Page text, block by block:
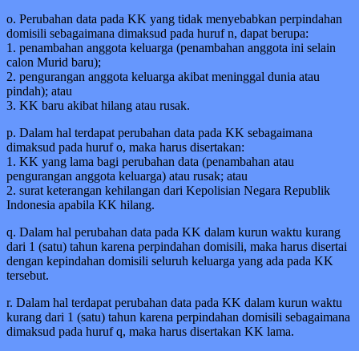
o. Perubahan data pada KK yang tidak menyebabkan perpindahan
domisili sebagaimana dimaksud pada huruf n, dapat berupa:
1. penambahan anggota keluarga (penambahan anggota ini selain
calon Murid baru);
2. pengurangan anggota keluarga akibat meninggal dunia atau
pindah); atau
3. KK baru akibat hilang atau rusak.
p. Dalam hal terdapat perubahan data pada KK sebagaimana
dimaksud pada huruf o, maka harus disertakan:
1. KK yang lama bagi perubahan data (penambahan atau
pengurangan anggota keluarga) atau rusak; atau
2. surat keterangan kehilangan dari Kepolisian Negara Republik
Indonesia apabila KK hilang.
q. Dalam hal perubahan data pada KK dalam kurun waktu kurang
dari 1 (satu) tahun karena perpindahan domisili, maka harus disertai
dengan kepindahan domisili seluruh keluarga yang ada pada KK
tersebut.
r. Dalam hal terdapat perubahan data pada KK dalam kurun waktu
kurang dari 1 (satu) tahun karena perpindahan domisili sebagaimana
dimaksud pada huruf q, maka harus disertakan KK lama.